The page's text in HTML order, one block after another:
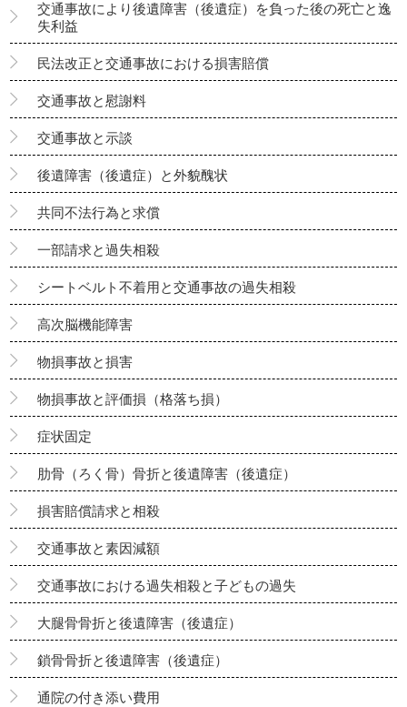
交通事故により後遺障害（後遺症）を負った後の死亡と逸
失利益
民法改正と交通事故における損害賠償
交通事故と慰謝料
交通事故と示談
後遺障害（後遺症）と外貌醜状
共同不法行為と求償
一部請求と過失相殺
シートベルト不着用と交通事故の過失相殺
高次脳機能障害
物損事故と損害
物損事故と評価損（格落ち損）
症状固定
肋骨（ろく骨）骨折と後遺障害（後遺症）
損害賠償請求と相殺
交通事故と素因減額
交通事故における過失相殺と子どもの過失
大腿骨骨折と後遺障害（後遺症）
鎖骨骨折と後遺障害（後遺症）
通院の付き添い費用